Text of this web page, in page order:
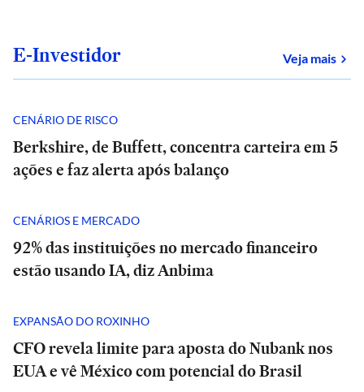
E-Investidor Veja mais
CENÁRIO DE RISCO
Berkshire, de Buffett, concentra carteira em 5
ações e faz alerta após balanço
CENÁRIOS E MERCADO
92% das instituições no mercado financeiro
estão usando IA, diz Anbima
EXPANSÃO DO ROXINHO
CFO revela limite para aposta do Nubank nos
EUA e vê México com potencial do Brasil